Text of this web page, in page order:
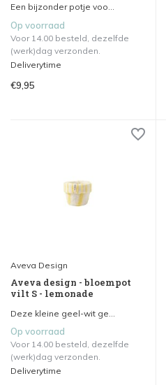
Een bijzonder potje voo...
Op voorraad
Voor 14.00 besteld, dezelfde
(werk)dag verzonden.
Deliverytime
€9,95
Aveva Design
Aveva design - bloempot
vilt S - lemonade
Deze kleine geel-wit ge...
Op voorraad
Voor 14.00 besteld, dezelfde
(werk)dag verzonden.
Deliverytime